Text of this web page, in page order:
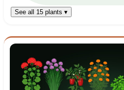
See all 15 plants ▾